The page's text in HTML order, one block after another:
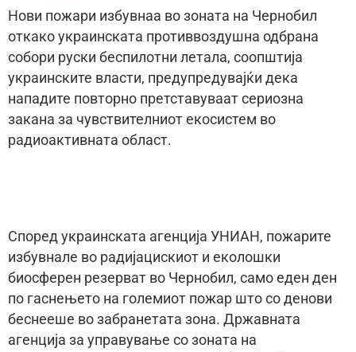
Нови пожари избувнаа во зоната на Чернобил
откако украинската противвоздушна одбрана
собори руски беспилотни летала, соопштија
украинските власти, предупредувајќи дека
нападите повторно претставуваат сериозна
закана за чувствителниот екосистем во
радиоактивната област.
Според украинската агенција УНИАН, пожарите
избувнале во радијацискиот и еколошки
биосферен резерват во Чернобил, само еден ден
по гаснењето на големиот пожар што со денови
беснееше во забранетата зона. Државната
агенција за управување со зоната на